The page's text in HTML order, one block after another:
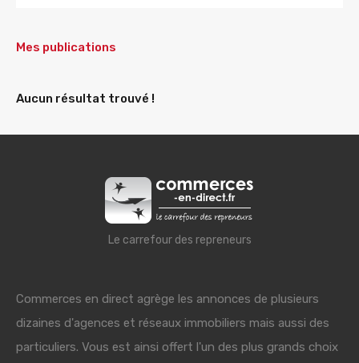
Mes publications
Aucun résultat trouvé !
Le carrefour des repreneurs
Commerces en direct agrège les annonces de plusieurs
dizaines d'agences et réseaux immobiliers mais aussi des
particuliers. Vous est ainsi offert l'un des plus grands choix